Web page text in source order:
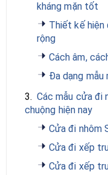
kháng mặn tốt
Thiết kế hiện
rộng
Cách âm,
Đa dạng mẫu
3. Các mẫu cửa
chuộng hiện nay
Cửa đi nhôm
Cửa đi xếp
Cửa đi xếp